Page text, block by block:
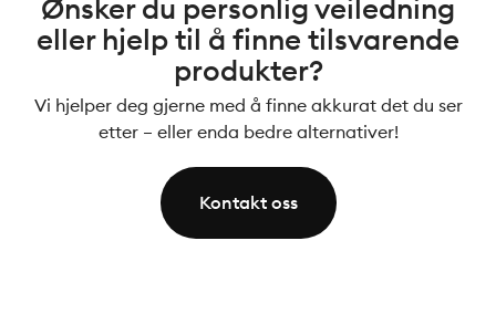
Ønsker du personlig veiledning
eller hjelp til å finne tilsvarende
produkter?
Vi hjelper deg gjerne med å finne akkurat det du ser
etter – eller enda bedre alternativer!
Kontakt oss